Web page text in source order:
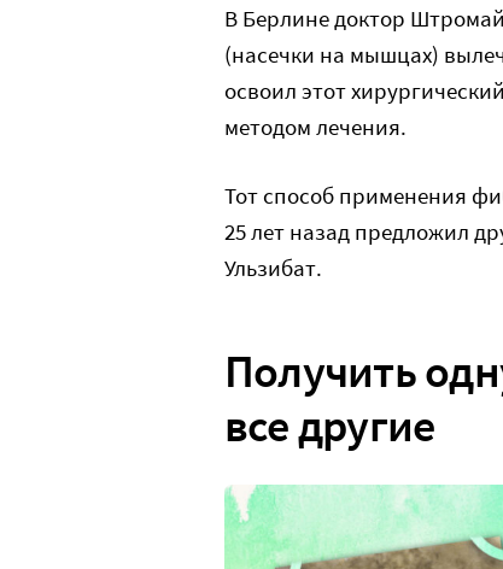
В Берлине доктор
(насечки на мышцах)
освоил этот
методом лечения.
Тот способ применения
25 лет назад предложил
Ульзибат.
Получить
все другие